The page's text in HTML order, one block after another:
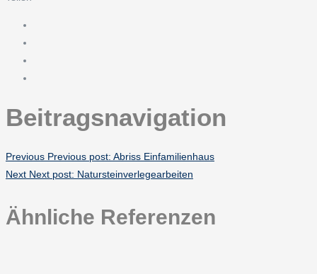
Beitragsnavigation
Previous Previous post: Abriss Einfamilienhaus
Next Next post: Natursteinverlegearbeiten
Ähnliche Referenzen